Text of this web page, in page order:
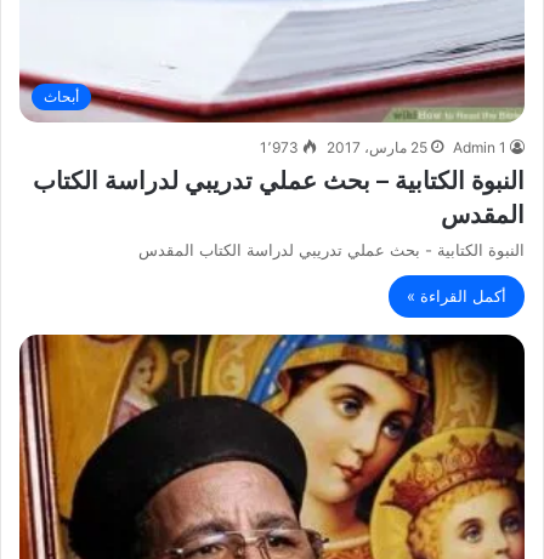
أبحاث
Admin 1 25 مارس، 2017 1٬973
النبوة الكتابية – بحث عملي تدريبي لدراسة الكتاب
المقدس
النبوة الكتابية - بحث عملي تدريبي لدراسة الكتاب المقدس
أكمل القراءة »